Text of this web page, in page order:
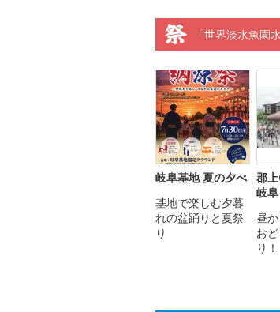
「世界淡水魚園
岐阜基地 夏の夕べ
基地で楽しむ夕暮
れの盆踊りと夏祭
り
郡
岐阜
昼
お
り！